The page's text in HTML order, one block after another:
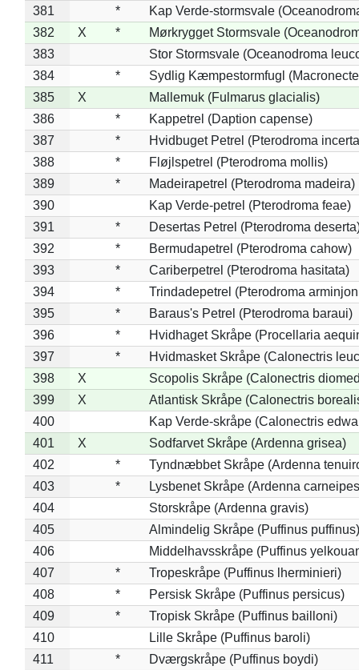
381
*
Kap Verde-stormsvale
382
X *
Mørkrygget Stormsvale
383
Stor Stormsvale (Oceanodroma
384
*
Sydlig Kæmpestormfugl
385
X
Mallemuk (Fulmarus glacialis)
386
*
Kappetrel (Daption capense)
387
*
Hvidbuget Petrel (Pterodroma
388
*
Fløjlspetrel (Pterodroma mollis)
389
*
Madeirapetrel (Pterodroma madeira)
390
Kap Verde-petrel (Pterodroma feae)
391
*
Desertas Petrel (Pterodroma
392
*
Bermudapetrel (Pterodroma cahow)
393
*
Cariberpetrel (Pterodroma hasitata)
394
*
Trindadepetrel (Pterodroma
395
*
Baraus's Petrel (Pterodroma baraui)
396
*
Hvidhaget Skråpe (Procellaria
397
*
Hvidmasket Skråpe (Calonectris
398
X
Scopolis Skråpe (Calonectris
399
X
Atlantisk Skråpe (Calonectris
400
Kap Verde-skråpe (Calonectris
401
X
Sodfarvet Skråpe (Ardenna grisea)
402
*
Tyndnæbbet Skråpe (Ardenna
403
*
Lysbenet Skråpe (Ardenna
404
Storskråpe (Ardenna gravis)
405
Almindelig Skråpe (Puffinus puffinus)
406
Middelhavsskråpe (Puffinus
407
*
Tropeskråpe (Puffinus lherminieri)
408
*
Persisk Skråpe (Puffinus persicus)
409
*
Tropisk Skråpe (Puffinus bailloni)
410
Lille Skråpe (Puffinus baroli)
411
*
Dværgskråpe (Puffinus boydi)